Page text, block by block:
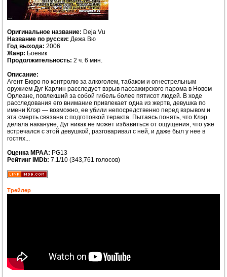
Оригинальное название: Deja Vu
Название по русски: Дежа Вю
Год выхода: 2006
Жанр: Боевик
Продолжительность: 2 ч. 6 мин.
Описание:
Агент Бюро по контролю за алкоголем, табаком и огнестрельным
оружием Дуг Карлин расследует взрыв пассажирского парома в Новом
Орлеане, повлекший за собой гибель более пятисот людей. В ходе
расследования его внимание привлекает одна из жертв, девушка по
имени Клэр — возможно, ее убили непосредственно перед взрывом и
эта смерть связана с подготовкой теракта. Пытаясь понять, что Клэр
делала накануне, Дуг никак не может избавиться от ощущения, что уже
встречался с этой девушкой, разговаривал с ней, и даже был у нее в
гостях...
Оценка MPAA: PG13
Рейтинг iMDb: 7.1/10 (343,761 голосов)
Трейлер